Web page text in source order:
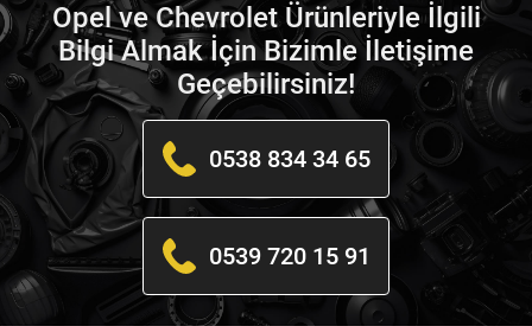
Opel ve Chevrolet Ürünleriyle İlgili
Bilgi Almak İçin Bizimle İletişime
Geçebilirsiniz!
0538 834 34 65
0539 720 15 91